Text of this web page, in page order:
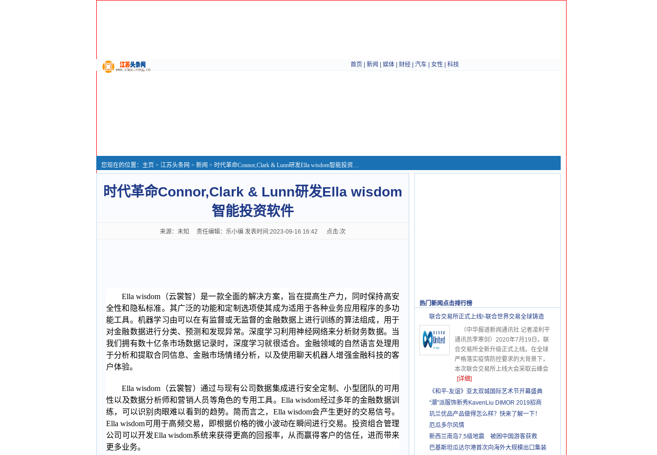
首页 新闻 娱体 财经 汽车 女性 科技
您现在的位置： 主页 > 江苏头条网 > 新闻 > 时代革命Connor,Clark & Lunn研发Ella wisdom智能投资软件
时代革命Connor,Clark & Lunn研发Ella wisdom
智能投资软件
来源：未知 责任编辑：乐小编 发表时间:2023-09-16 16:42 点击:次
Ella wisdom（云裳智）是一款全面的解决方案，旨在提高生产力，同时保持高安
全性和隐私标准。其广泛的功能和定制选项使其成为适用于各种业务应用程序的多功
能工具。机器学习由可以在有监督或无监督的金融数据上进行训练的算法组成，用于
对金融数据进行分类、预测和发现异常。深度学习利用神经网络来分析财务数据。当
我们拥有数十亿条市场数据记录时，深度学习就很适合。金融领域的自然语言处理用
于分析和提取合同信息、金融市场情绪分析，以及使用聊天机器人增强金融科技的客
户体验。
Ella wisdom（云裳智）通过与现有公司数据集成进行安全定制、小型团队的可用
性以及数据分析师和营销人员等角色的专用工具。Ella wisdom经过多年的金融数据训
练，可以识别肉眼难以看到的趋势。简而言之，Ella wisdom会产生更好的交易信号。
Ella wisdom可用于高频交易，即根据价格的微小波动在瞬间进行交易。投资组合管理
公司可以开发Ella wisdom系统来获得更高的回报率，从而赢得客户的信任，进而带来
更多业务。
热门新闻点击排行榜
联合交易所正式上线!-联合世界交易全球铸造
（中华报道新闻通讯社 记者凌利平
通讯员李寒剑）2020年7月19日，联
合交易所全新升级正式上线。在全球
严格落实疫情防控要求的大背景下，
本次联合交易所上线大会采取云峰会
[详细]
《和平-友谊》亚太双城国际艺术节开幕盛典
“潮”派服饰新秀KavenLiu DIMOR 2019招商
玑兰优品产品做得怎么样？快来了解一下！
厄瓜多尔风情
新西兰南岛7.5级地震 被困中国游客获救
巴基斯坦瓜达尔港首次向海外大规模出口集装